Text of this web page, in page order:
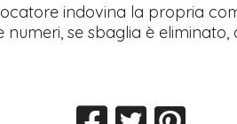
indovina la propria
se sbaglia è eliminato,